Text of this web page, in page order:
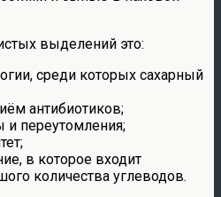
выделений это:
среди которых сахарный
антибиотиков;
и переутомления;
в которое входит
количества углеводов.